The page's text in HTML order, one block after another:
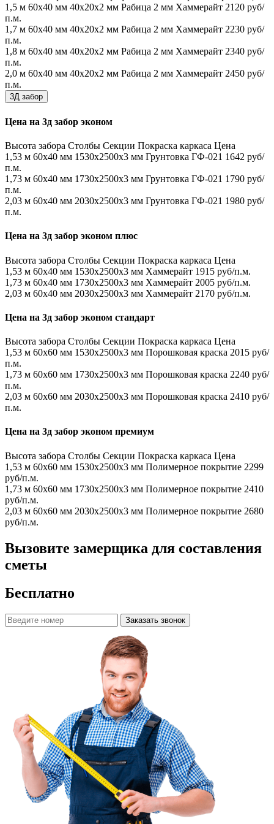
1,5 м 60х40 мм 40х20х2 мм Рабица 2 мм Хаммерайт 2120 руб/
п.м.
1,7 м 60х40 мм 40х20х2 мм Рабица 2 мм Хаммерайт 2230 руб/
п.м.
1,8 м 60х40 мм 40х20х2 мм Рабица 2 мм Хаммерайт 2340 руб/
п.м.
2,0 м 60х40 мм 40х20х2 мм Рабица 2 мм Хаммерайт 2450 руб/
п.м.
3Д забор
Цена на 3д забор эконом
Высота забора Столбы Секции Покраска каркаса Цена
1,53 м 60х40 мм 1530x2500x3 мм Грунтовка ГФ-021 1642 руб/
п.м.
1,73 м 60х40 мм 1730x2500x3 мм Грунтовка ГФ-021 1790 руб/
п.м.
2,03 м 60х40 мм 2030x2500x3 мм Грунтовка ГФ-021 1980 руб/
п.м.
Цена на 3д забор эконом плюс
Высота забора Столбы Секции Покраска каркаса Цена
1,53 м 60х40 мм 1530x2500x3 мм Хаммерайт 1915 руб/п.м.
1,73 м 60х40 мм 1730x2500x3 мм Хаммерайт 2005 руб/п.м.
2,03 м 60х40 мм 2030x2500x3 мм Хаммерайт 2170 руб/п.м.
Цена на 3д забор эконом стандарт
Высота забора Столбы Секции Покраска каркаса Цена
1,53 м 60х60 мм 1530x2500x3 мм Порошковая краска 2015 руб/
п.м.
1,73 м 60х60 мм 1730x2500x3 мм Порошковая краска 2240 руб/
п.м.
2,03 м 60х60 мм 2030x2500x3 мм Порошковая краска 2410 руб/
п.м.
Цена на 3д забор эконом премиум
Высота забора Столбы Секции Покраска каркаса Цена
1,53 м 60х60 мм 1530x2500x3 мм Полимерное покрытие 2299
руб/п.м.
1,73 м 60х60 мм 1730x2500x3 мм Полимерное покрытие 2410
руб/п.м.
2,03 м 60х60 мм 2030x2500x3 мм Полимерное покрытие 2680
руб/п.м.
Вызовите замерщика для составления
сметы
Бесплатно
Заказать звонок